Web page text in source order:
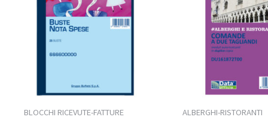
BLOCCHI RICEVUTE-FATTURE ALBERGHI-RISTORANTI